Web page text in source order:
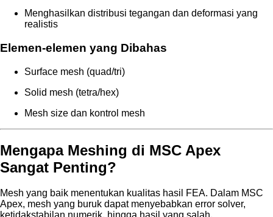
Menghasilkan distribusi tegangan dan deformasi yang
realistis
Elemen-elemen yang Dibahas
Surface mesh (quad/tri)
Solid mesh (tetra/hex)
Mesh size dan kontrol mesh
Mengapa Meshing di MSC Apex
Sangat Penting?
Mesh yang baik menentukan kualitas hasil FEA. Dalam MSC
Apex, mesh yang buruk dapat menyebabkan error solver,